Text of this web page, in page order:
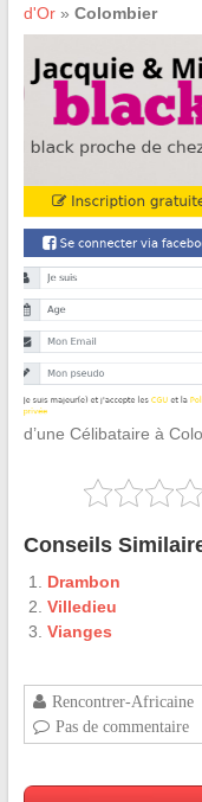
d'Or» Colombier
d’une Célibataire à
Conseils
Drambon
Villedieu
Vianges
Rencontrer-Africaine
Pas de commentaire